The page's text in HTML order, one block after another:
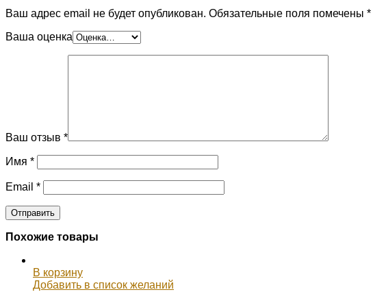
Ваш адрес email не будет опубликован. Обязательные поля помечены *
Ваша оценка
Ваш отзыв *
Имя *
Email *
Похожие товары
В корзину
Добавить в список желаний